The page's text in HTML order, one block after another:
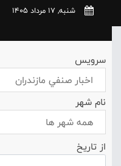
شنبه, 17 مرداد 1405
سرویس
اخبار صنفي مازندران
نام شهر
همه شهر ها
از تاریخ